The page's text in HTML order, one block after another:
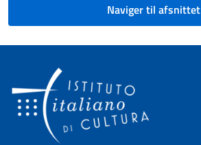
Naviger til afsnittet